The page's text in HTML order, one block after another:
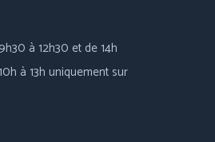
à 12h30 et de 14h
à 13h uniquement sur